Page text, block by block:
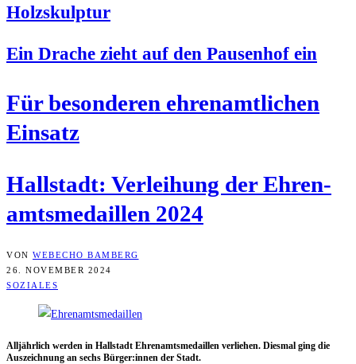
Holzskulptur
Ein Dra­che zieht auf den Pau­sen­hof ein
Für beson­de­ren ehren­amt­li­chen
Einsatz
Hall­stadt: Ver­lei­hung der Ehren­
amts­me­dail­len 2024
VON WEBECHO BAMBERG
26. NOVEMBER 2024
SOZIALES
All­jähr­lich wer­den in Hall­stadt Ehren­amts­me­dail­len ver­lie­hen. Dies­mal ging die
Aus­zeich­nung an sechs Bürger:innen der Stadt.